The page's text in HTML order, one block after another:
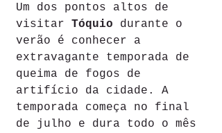
Um dos pontos altos de
visitar Tóquio durante o
verão é conhecer a
extravagante temporada de
queima de fogos de
artifício da cidade. A
temporada começa no final
de julho e dura todo o mês